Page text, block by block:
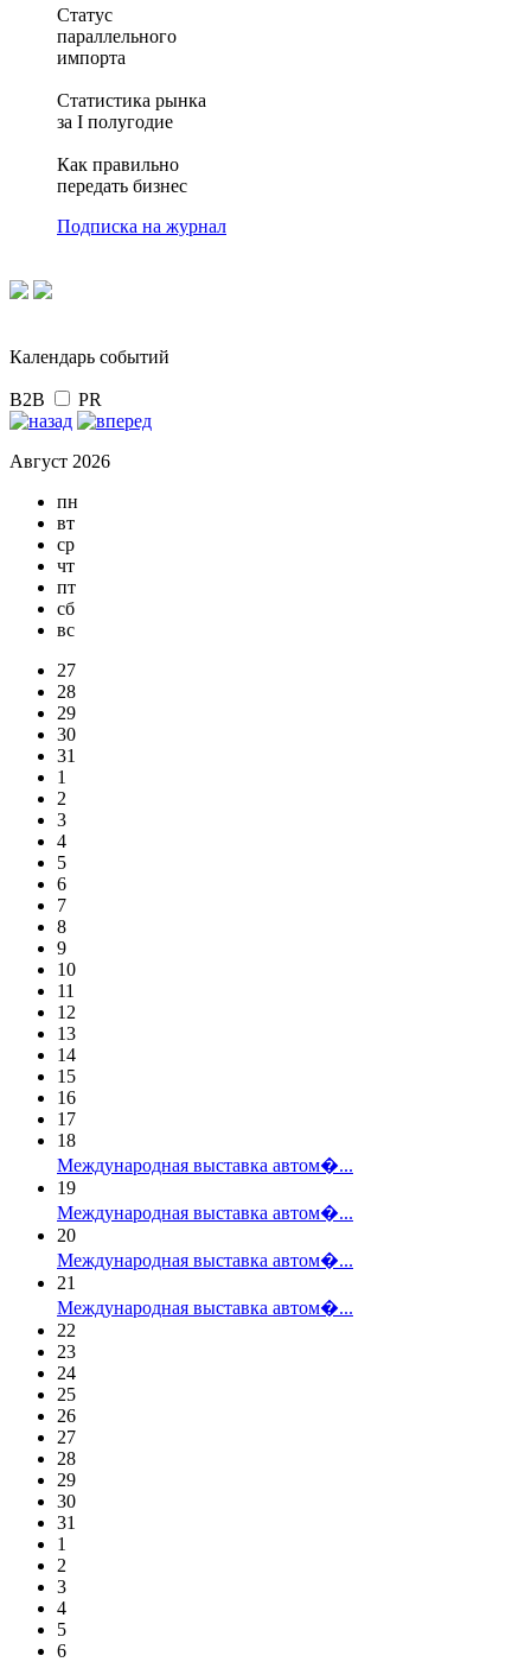
Статус
параллельного
импорта
Статистика рынка
за I полугодие
Как правильно
передать бизнес
Подписка на журнал
Календарь событий
B2B PR
Август 2026
пн
вт
ср
чт
пт
сб
вс
27
28
29
30
31
1
2
3
4
5
6
7
8
9
10
11
12
13
14
15
16
17
18
Международная выставка автом�...
19
Международная выставка автом�...
20
Международная выставка автом�...
21
Международная выставка автом�...
22
23
24
25
26
27
28
29
30
31
1
2
3
4
5
6